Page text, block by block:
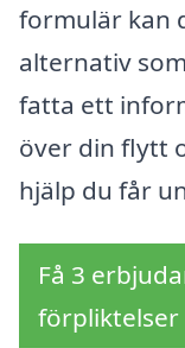
formulär kan
alternativ
fatta ett
över din flytt
hjälp du får
Få 3
förpliktelser